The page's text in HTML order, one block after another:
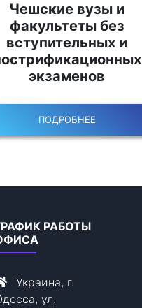
Чешские вузы и
факультеты без
вступительных и
экзаменов
ПОДРОБНЕЕ
РАБОТЫ
Украина, г.
ул.